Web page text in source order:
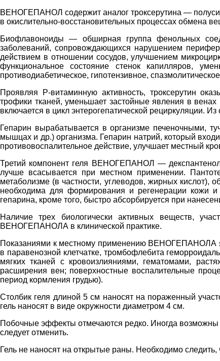
ВЕНОГЕПАНОЛ содержит аналог троксерутина —
в окислительно-восстановительных процессах обмена
Биофлавоноиды — обширная группа фенольных
заболеваний, сопровождающихся нарушением
действием в отношении сосудов, улучшением
функциональное состояние стенок капилляров,
противодиабетическое, гипотензивное,
Проявляя Р-витаминную активность, троксерутин
трофики тканей, уменьшает застойные явления в
включается в цикл энтерогепатической рециркуляции.
Гепарин вырабатывается в организме печеночными,
мышцах и др.) организма. Гепарин натрий, который
противовоспалительное действие, улучшает местный
Третий компонент геля ВЕНОГЕПАНОЛ —
лучше всасывается при местном применении.
метаболизме (в частности, углеводов, жирных кислот),
необходима для формирования и регенерации кожи и
гепарина, кроме того, быстро абсорбируется при
Наличие трех биологически активных веществ,
ВЕНОГЕПАНОЛА в клинической практике.
Показаниями к местному применению ВЕНОГЕПАНОЛА
в паравенозной клетчатке, тромбофлебита
мягких тканей с кровоизлияниями, гематомами,
расширения вен; поверхностные воспалительные
период кормления грудью).
Столбик геля длиной 5 см наносят на пораженный
гель наносят в виде окружности диаметром 4 см.
Побочные эффекты отмечаются редко. Иногда
следует отменить.
Гель не наносят на открытые раны. Необходимо